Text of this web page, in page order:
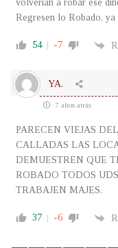
volverian a robar ese
Regresen lo Robado, ya
54 -7
YA.
7 años atrás
PARECEN VIEJAS
CALLADAS LAS
DEMUESTREN QUE
ROBADO TODOS
TRABAJEN MAJES.
37 -6